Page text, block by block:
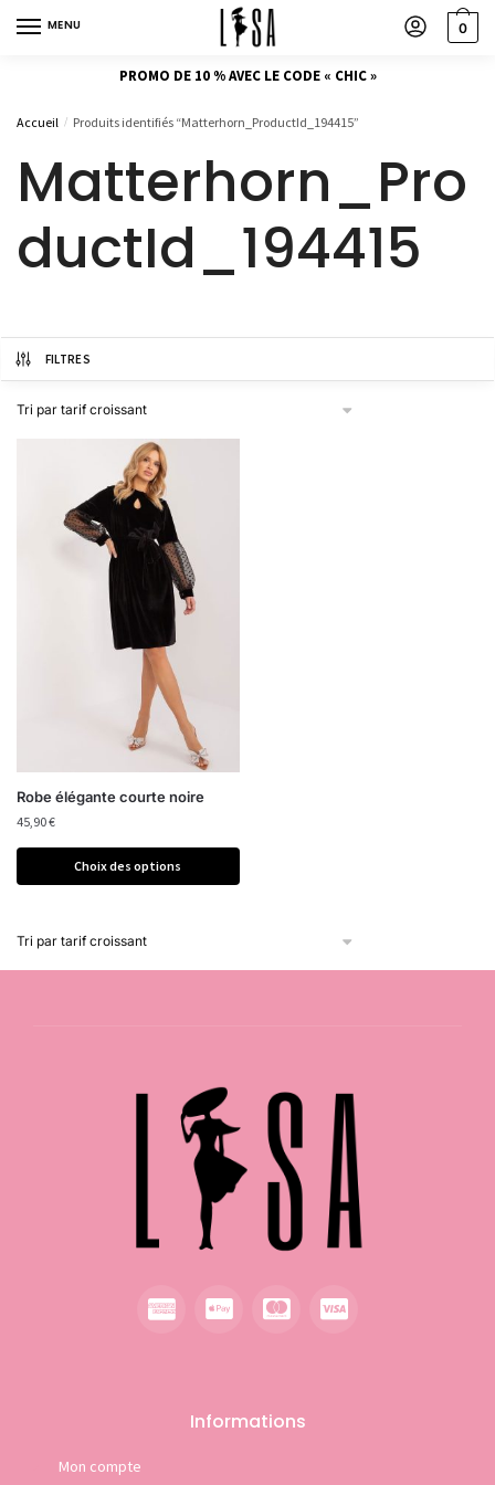
MENU 0
PROMO DE 10 % AVEC LE CODE « CHIC »
Accueil / Produits identifiés “Matterhorn_ProductId_194415”
Matterhorn_Pro
ductId_194415
FILTRES
Robe élégante courte noire
45,90€
Choix des options
Informations
Mon compte